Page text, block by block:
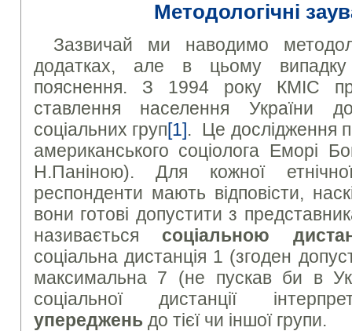
Методологічні
Зазвичай ми наводимо
додатках, але в цьому випадку
пояснення. З 1994 року КМІС
ставлення населення України
соціальних груп[1]. Це дослідження
американського соціолога Еморі
Н.Паніною). Для кожної
респонденти мають відповісти,
вони готові допустити з
називається соціальною
соціальна дистанція 1 (згоден
максимальна 7 (не пускав би в
соціальної дистанції
упередженьдо тієї чи іншої групи.